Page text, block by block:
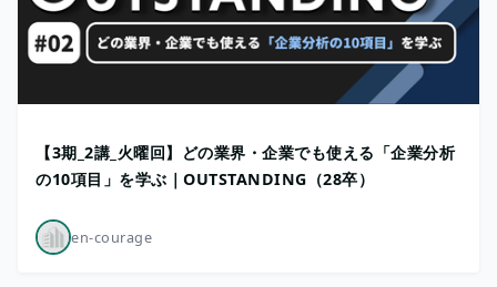
【3期_2講_火曜回】どの業界・企業でも使える「企業分析
の10項目」を学ぶ｜OUTSTANDING（28卒）
en-courage